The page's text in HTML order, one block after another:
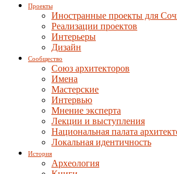
Проекты
Иностранные проекты для
Реализации проектов
Интерьеры
Дизайн
Сообщество
Союз архитекторов
Имена
Мастерские
Интервью
Мнение эксперта
Лекции и выступления
Национальная палата
Локальная идентичность
История
Археология